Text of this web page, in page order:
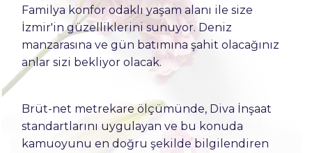
Familya konfor odaklı yaşam alanı ile size
İzmir'in güzelliklerini sunuyor. Deniz
manzarasına ve gün batımına şahit olacağınız
anlar sizi bekliyor olacak.
Brüt-net metrekare ölçümünde, Diva İnşaat
standartlarını uygulayan ve bu konuda
kamuoyunu en doğru şekilde bilgilendiren